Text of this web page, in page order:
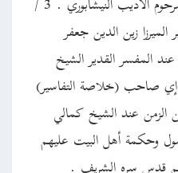
زين الدين جعفر
عند المفسر القدير الشيخ
صاحب (خلاصة التفاسير)
الزمن عند الشيخ كمالي
والأصول وحكمة أهل البيت عليهم